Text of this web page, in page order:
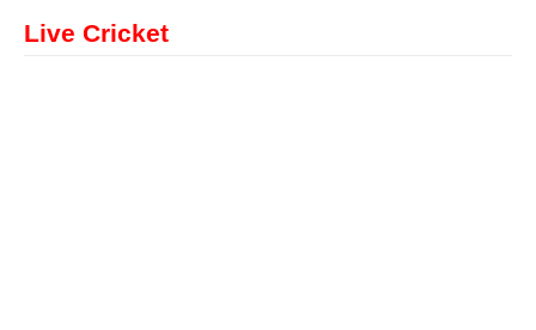
Live Cricket